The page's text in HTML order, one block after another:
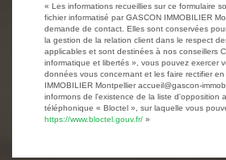
« Les informations recueillies sur ce formulaire
fichier informatisé par GASCON IMMOBILIER
demande de contact. Elles sont conservées
la gestion de la relation client dans le respect
applicables et sont destinées à nos conseillers
informatique et libertés », vous pouvez exercer
données vous concernant et les faire rectifier
IMMOBILIER Montpellier accueil@gascon-
informons de l'existence de la liste d'opposition
téléphonique « Bloctel », sur laquelle vous
https://www.bloctel.gouv.fr/ »